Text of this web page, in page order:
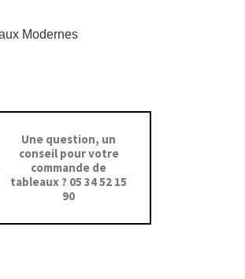
Modernes
Une question, un
conseil pour votre
commande de
tableaux ? 05 34 52 15
90